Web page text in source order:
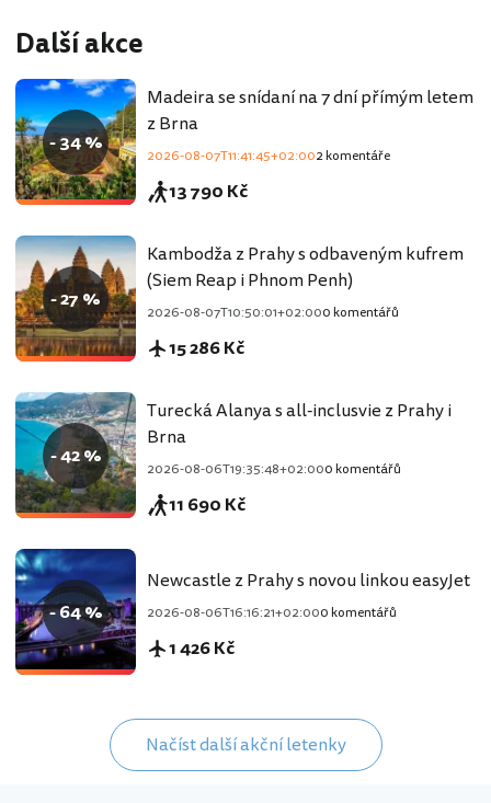
Další akce
- 34 %
Madeira se snídaní na 7 dní přímým letem
z Brna
2026-08-07T11:41:45+02:002 komentáře
13 790 Kč
- 27 %
Kambodža z Prahy s odbaveným kufrem
(Siem Reap i Phnom Penh)
2026-08-07T10:50:01+02:000 komentářů
15 286 Kč
- 42 %
Turecká Alanya s all-inclusvie z Prahy i
Brna
2026-08-06T19:35:48+02:000 komentářů
11 690 Kč
- 64 %
Newcastle z Prahy s novou linkou easyJet
2026-08-06T16:16:21+02:000 komentářů
1 426 Kč
Načíst další akční letenky